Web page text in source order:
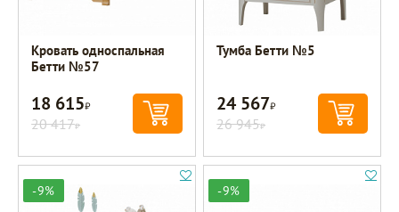
Кровать односпальная
Бетти №57
18 615Р
20 417Р
Тумба Бетти №5
24 567Р
26 945Р
-9% -9%